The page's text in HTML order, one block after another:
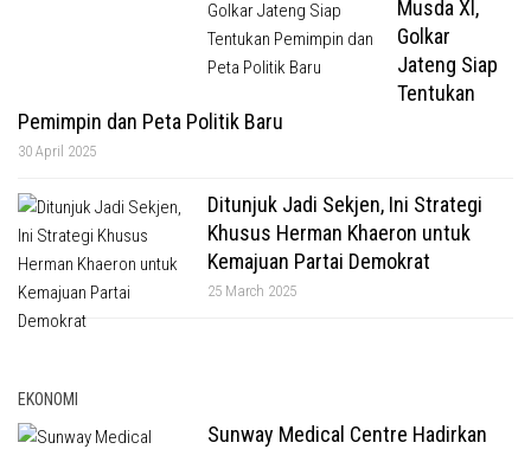
Musda XI,
Golkar
Jateng Siap
Tentukan
Pemimpin dan Peta Politik Baru
30 April 2025
Ditunjuk Jadi Sekjen, Ini Strategi
Khusus Herman Khaeron untuk
Kemajuan Partai Demokrat
25 March 2025
EKONOMI
Sunway Medical Centre Hadirkan